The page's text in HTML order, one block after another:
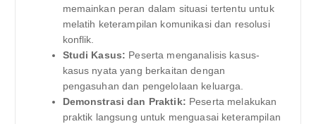
memainkan peran dalam situasi tertentu untuk
melatih keterampilan komunikasi dan resolusi
konflik.
Studi Kasus: Peserta menganalisis kasus-
kasus nyata yang berkaitan dengan
pengasuhan dan pengelolaan keluarga.
Demonstrasi dan Praktik: Peserta melakukan
praktik langsung untuk menguasai keterampilan